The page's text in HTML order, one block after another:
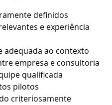
definidos
e experiência
adequada ao contexto
empresa e consultoria
qualificada
pilotos
criteriosamente